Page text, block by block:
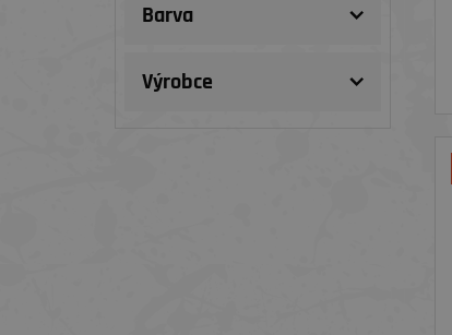
Barva
Výrobce